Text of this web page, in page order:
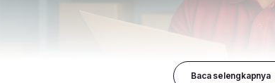
Baca selengkapnya